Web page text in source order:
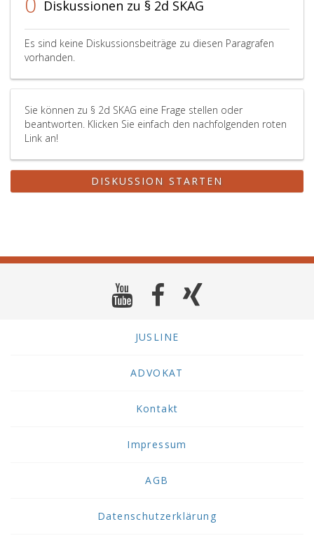
Diskussionen zu § 2d SKAG
Es sind keine Diskussionsbeiträge zu diesen Paragrafen
vorhanden.
Sie können zu § 2d SKAG eine Frage stellen oder
beantworten. Klicken Sie einfach den nachfolgenden roten
Link an!
DISKUSSION STARTEN
JUSLINE
ADVOKAT
Kontakt
Impressum
AGB
Datenschutzerklärung